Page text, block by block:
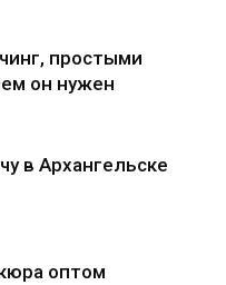
простыми
он нужен
в Архангельске
оптом